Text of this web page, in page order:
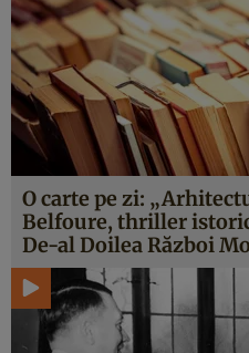
O carte pe zi:
Belfoure, thriller
De-al Doilea Război